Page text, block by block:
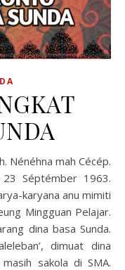
Séptémber 1963.
karyana anu mimiti
Mingguan Pelajar.
dina basa Sunda.
dimuat dina
sakola di SMA.